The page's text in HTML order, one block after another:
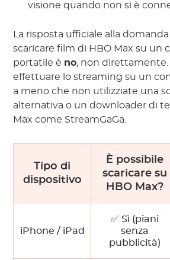
visione quando non si è
La risposta ufficiale alla
scaricare film di HBO Max su un
portatile è no, non
effettuare lo streaming su un
a meno che non utilizziate una
alternativa o un downloader di
Max come StreamGaGa.
Tipo di
dispositivo
È possibile
scaricare su
HBO Max?
iPhone / iPad
✅ Sì (piani
senza
pubblicità)